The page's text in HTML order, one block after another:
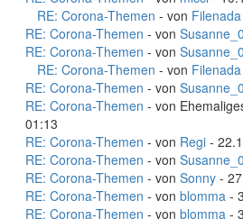
RE: Corona-Themen - von Filenada
RE: Corona-Themen - von
RE: Corona-Themen - von
RE: Corona-Themen - von Filenada
RE: Corona-Themen - von
RE: Corona-Themen - von
01:13
RE: Corona-Themen - von Regi -
RE: Corona-Themen - von
RE: Corona-Themen - von Sonny -
RE: Corona-Themen - von blomma -
RE: Corona-Themen - von blomma -